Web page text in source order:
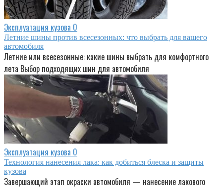
Эксплуатация кузова 0
Летние шины против всесезонных: что выбрать для вашего
автомобиля
Летние или всесезонные: какие шины выбрать для комфортного
лета Выбор подходящих шин для автомобиля
Эксплуатация кузова 0
Технология нанесения лака: как добиться блеска и защиты
кузова
Завершающий этап окраски автомобиля — нанесение лакового